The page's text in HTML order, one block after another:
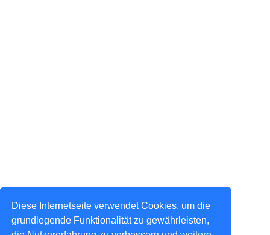
Diese Internetseite verwendet Cookies, um die
grundlegende Funktionalität zu gewährleisten,